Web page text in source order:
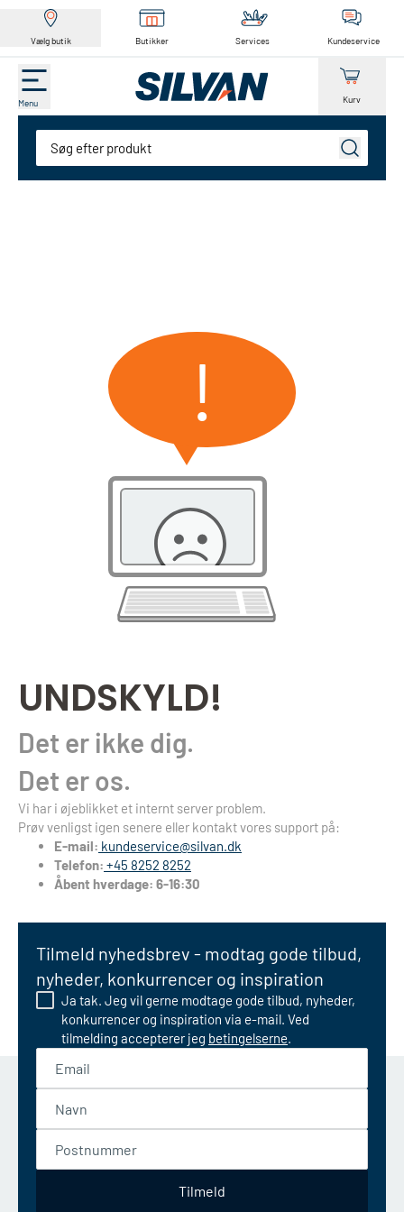
Vælg butik Butikker Services Kundeservice
Menu Kurv
Søg
UNDSKYLD!
Det er ikke dig.
Det er os.
Vi har i øjeblikket et internt server problem.
Prøv venligst igen senere eller kontakt vores support på:
E-mail: kundeservice@silvan.dk
Telefon: +45 8252 8252
Åbent hverdage: 6-16:30
!
Tilmeld nyhedsbrev - modtag gode tilbud,
nyheder, konkurrencer og inspiration
Ja tak. Jeg vil gerne modtage gode tilbud, nyheder,
konkurrencer og inspiration via e-mail. Ved
tilmelding accepterer jeg betingelserne.
Tilmeld